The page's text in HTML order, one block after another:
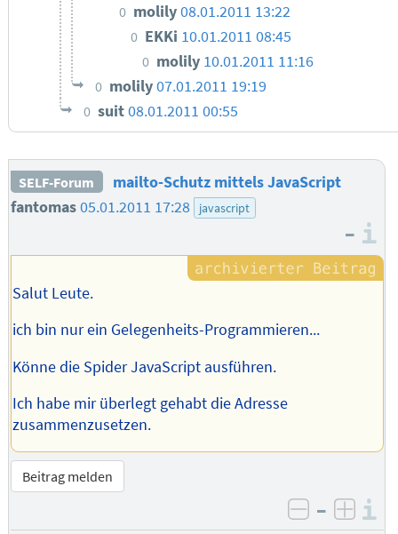
0 molily08.01.2011 13:22
0 EKKi 10.01.2011 08:45
0 molily 10.01.2011 11:16
0 molily07.01.2011 19:19
0 suit08.01.2011 00:55
SELF-Forum
mailto-Schutz mittels JavaScript
fantomas05.01.2011 17:28 javascript
–
Salut Leute.
ich bin nur ein Gelegenheits-Programmieren...
Könne die Spider JavaScript ausführen.
Ich habe mir überlegt gehabt die Adresse
zusammenzusetzen.
Beitrag melden
negativ
–